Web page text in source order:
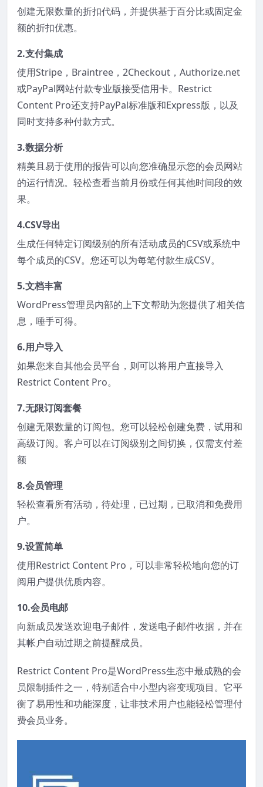
创建无限数量的折扣代码，并提供基于百分比或固定金
额的折扣优惠。
2.支付集成
使用Stripe，Braintree，2Checkout，Authorize.net
或PayPal网站付款专业版接受信用卡。Restrict
Content Pro还支持PayPal标准版和Express版，以及
同时支持多种付款方式。
3.数据分析
精美且易于使用的报告可以向您准确显示您的会员网站
的运行情况。轻松查看当前月份或任何其他时间段的效
果。
4.CSV导出
生成任何特定订阅级别的所有活动成员的CSV或系统中
每个成员的CSV。您还可以为每笔付款生成CSV。
5.文档丰富
WordPress管理员内部的上下文帮助为您提供了相关信
息，唾手可得。
6.用户导入
如果您来自其他会员平台，则可以将用户直接导入
Restrict Content Pro。
7.无限订阅套餐
创建无限数量的订阅包。您可以轻松创建免费，试用和
高级订阅。客户可以在订阅级别之间切换，仅需支付差
额
8.会员管理
轻松查看所有活动，待处理，已过期，已取消和免费用
户。
9.设置简单
使用Restrict Content Pro，可以非常轻松地向您的订
阅用户提供优质内容。
10.会员电邮
向新成员发送欢迎电子邮件，发送电子邮件收据，并在
其帐户自动过期之前提醒成员。
Restrict Content Pro是WordPress生态中最成熟的会
员限制插件之一，特别适合中小型内容变现项目。它平
衡了易用性和功能深度，让非技术用户也能轻松管理付
费会员业务。